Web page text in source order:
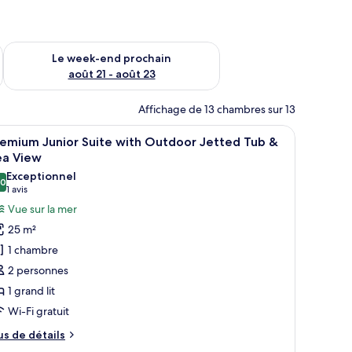
août 14 - août 16
Le week-end prochain
août 21 - août 23
Vérifier la disponibilité pour le week-end prochain août 21 -
Affichage de 13 chambres sur 13
un lit, une salle de bain avec baignoire, et une vue sur la mer et une
:
Une chambre avec une grande fenêtre
6
Junior Suite with Outdoor Jetted Tub &
View
sur 10
Exceptionnel
1 avis
(1 avis)
Vue sur la mer
25 m²
1 chambre
2 personnes
1 grand lit
Wi-Fi gratuit
de détails